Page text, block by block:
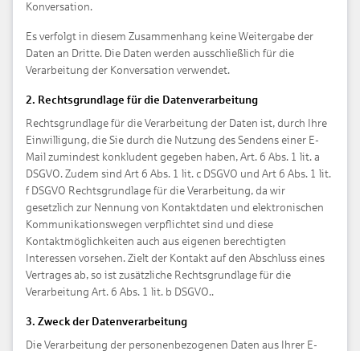
Konversation.
Es verfolgt in diesem Zusammenhang keine Weitergabe der
Daten an Dritte. Die Daten werden ausschließlich für die
Verarbeitung der Konversation verwendet.
2. Rechtsgrundlage für die Datenverarbeitung
Rechtsgrundlage für die Verarbeitung der Daten ist, durch Ihre
Einwilligung, die Sie durch die Nutzung des Sendens einer E-
Mail zumindest konkludent gegeben haben, Art. 6 Abs. 1 lit. a
DSGVO. Zudem sind Art 6 Abs. 1 lit. c DSGVO und Art 6 Abs. 1 lit.
f DSGVO Rechtsgrundlage für die Verarbeitung, da wir
gesetzlich zur Nennung von Kontaktdaten und elektronischen
Kommunikationswegen verpflichtet sind und diese
Kontaktmöglichkeiten auch aus eigenen berechtigten
Interessen vorsehen. Zielt der Kontakt auf den Abschluss eines
Vertrages ab, so ist zusätzliche Rechtsgrundlage für die
Verarbeitung Art. 6 Abs. 1 lit. b DSGVO..
3. Zweck der Datenverarbeitung
Die Verarbeitung der personenbezogenen Daten aus Ihrer E-